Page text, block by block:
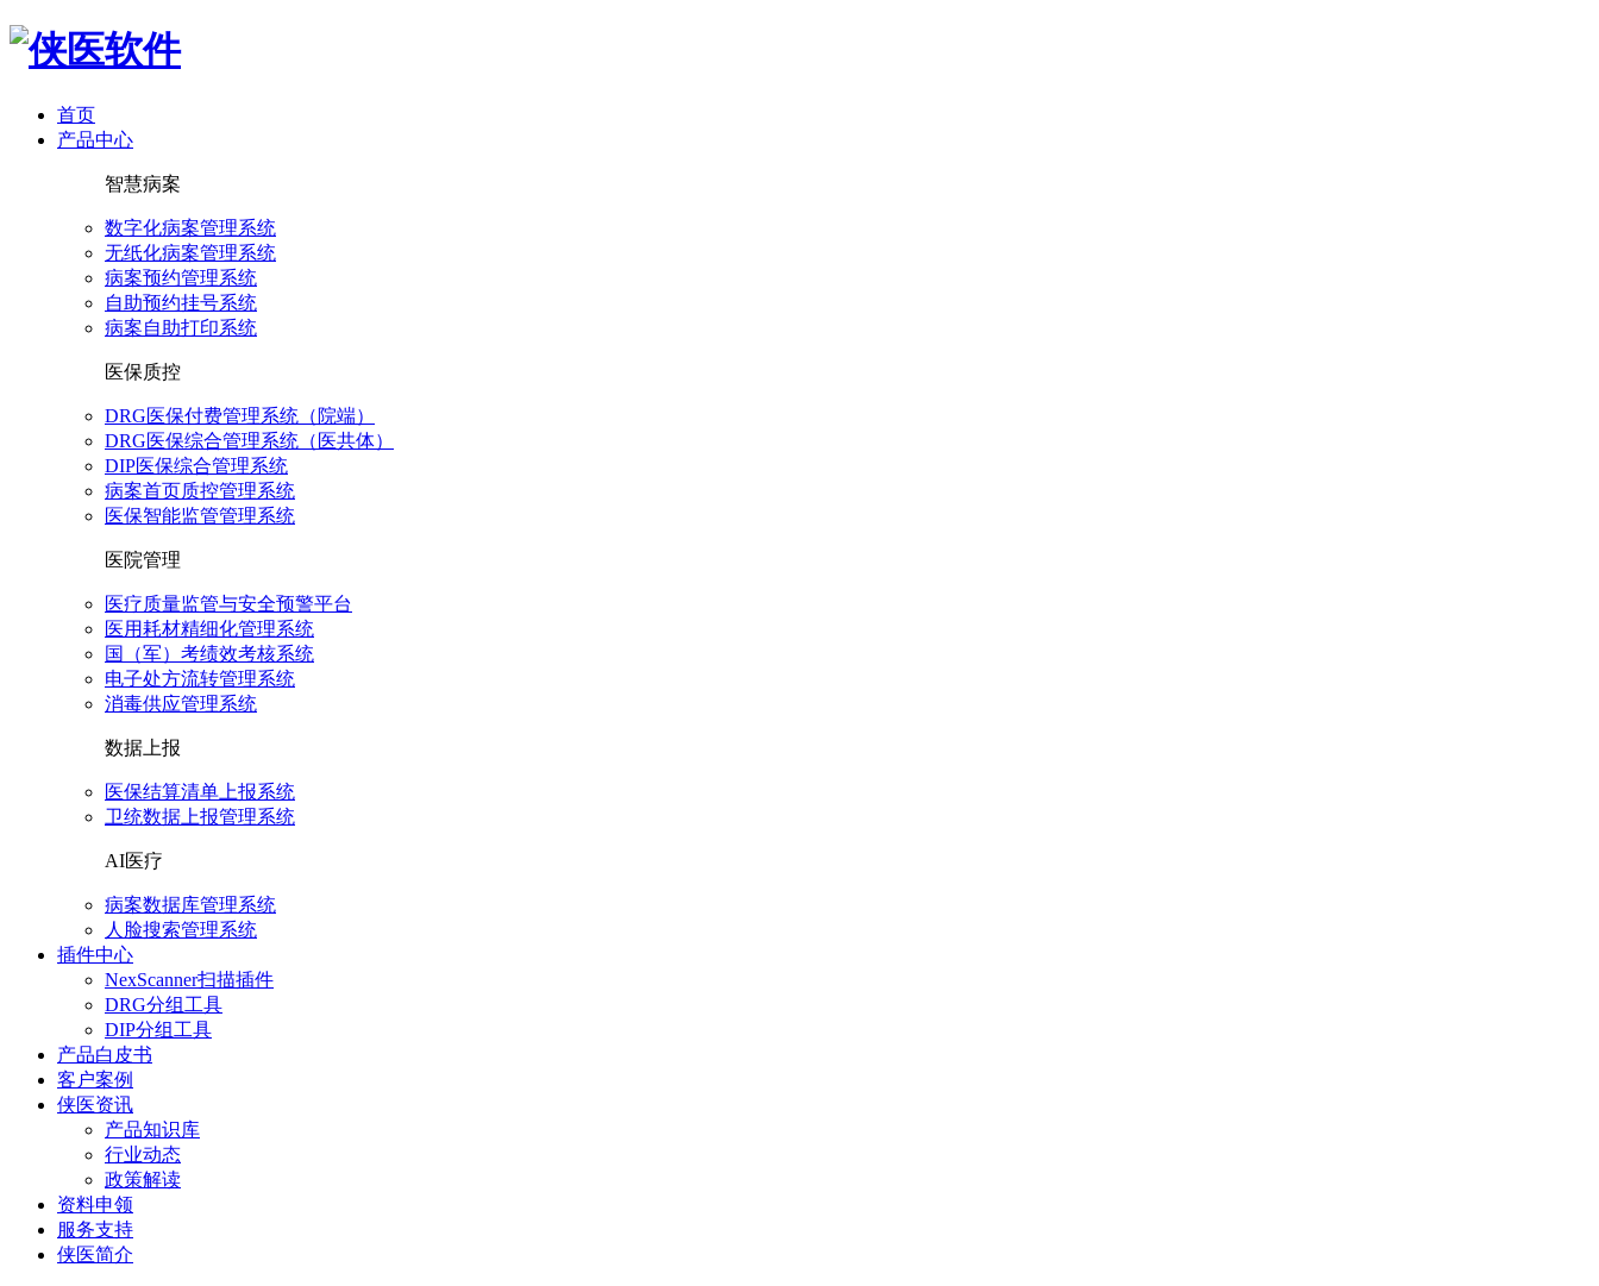
首页
产品中心
智慧病案
数字化病案管理系统
无纸化病案管理系统
病案预约管理系统
自助预约挂号系统
病案自助打印系统
医保质控
DRG医保付费管理系统（院端）
DRG医保综合管理系统（医共体）
DIP医保综合管理系统
病案首页质控管理系统
医保智能监管管理系统
医院管理
医疗质量监管与安全预警平台
医用耗材精细化管理系统
国（军）考绩效考核系统
电子处方流转管理系统
消毒供应管理系统
数据上报
医保结算清单上报系统
卫统数据上报管理系统
AI医疗
病案数据库管理系统
人脸搜索管理系统
插件中心
NexScanner扫描插件
DRG分组工具
DIP分组工具
产品白皮书
客户案例
侠医资讯
产品知识库
行业动态
政策解读
资料申领
服务支持
侠医简介